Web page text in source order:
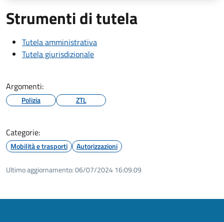
Strumenti di tutela
Tutela amministrativa
Tutela giurisdizionale
Argomenti:
Polizia ZTL
Categorie:
Mobilità e trasporti Autorizzazioni
Ultimo aggiornamento:06/07/2024 16:09.09